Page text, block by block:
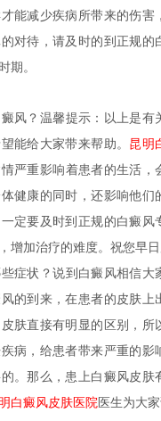
能减少疾病所带来的伤害
对待，请及时的到正规的
期。
风？ 温馨提示：以上是有
能给大家带来帮助。 昆明
严重影响着患者的生活，
健康的同时，还影响他们
定要及时到正规的白癜风
增加治疗的难度。祝您早日
症状？说到白癜风相信大
的到来，在患者的皮肤上
肤直接有明显的区别，所
病，给患者带来严重的影
。那么，患上白癜风皮肤
白癜风皮肤医院医生为大家